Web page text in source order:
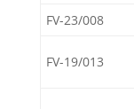
FV-23/008
FV-19/013